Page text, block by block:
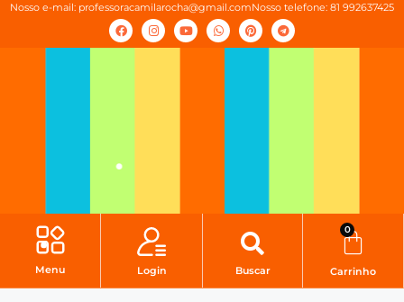
Nosso e-mail: professoracamilarocha@gmail.comNosso telefone: 81 992637425
Menu Login Buscar
0
Carrinho